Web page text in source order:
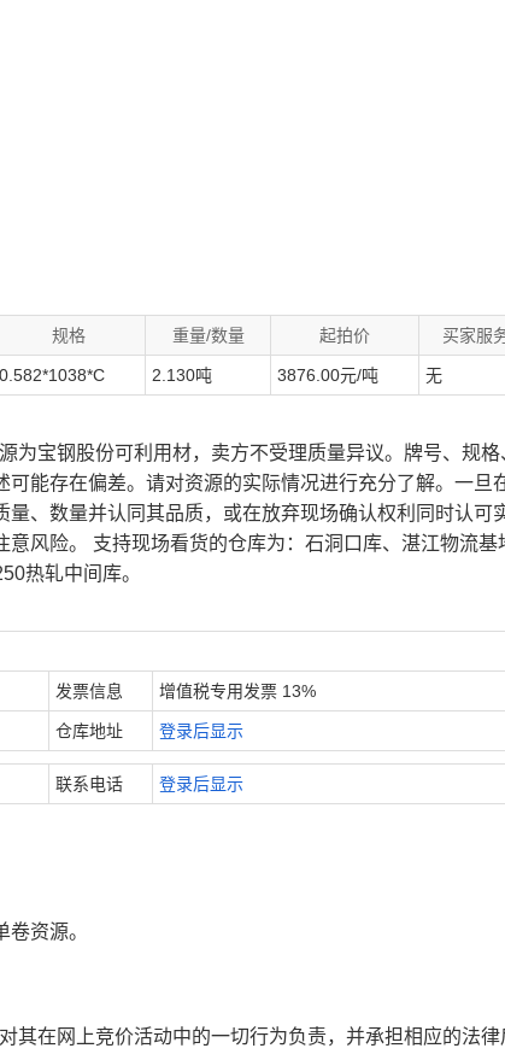
规格 重量/数量 起拍价 买家服
0.582*1038*C 2.130吨 3876.00元/吨 无
为宝钢股份可利用材，卖方不受理质量异议。牌号、规格
能存在偏差。请对资源的实际情况进行充分了解。一旦
、数量并认同其品质，或在放弃现场确认权利同时认可
风险。 支持现场看货的仓库为：石洞口库、湛江物流基
热轧中间库。
发票信息 增值税专用发票 13%
仓库地址 登录后显示
联系电话 登录后显示
资源。
其在网上竞价活动中的一切行为负责，并承担相应的法律